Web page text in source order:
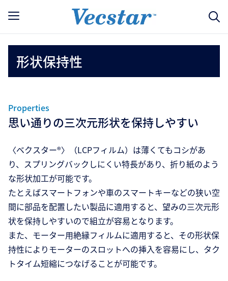
形状保持性
Properties
思い通りの三次元形状を保持しやすい
〈ベクスター®〉（LCPフィルム）は薄くてもコシがあ
り、スプリングバックしにくい特長があり、折り紙のよう
な形状加工が可能です。
たとえばスマートフォンや車のスマートキーなどの狭い空
間に部品を配置したい製品に適用すると、望みの三次元形
状を保持しやすいので組立が容易となります。
また、モーター用絶縁フィルムに適用すると、その形状保
持性によりモーターのスロットへの挿入を容易にし、タク
トタイム短縮につなげることが可能です。